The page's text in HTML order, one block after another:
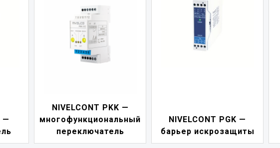
NIVELCONT PGK —
барьер искрозащиты
индикатор токовой
петли